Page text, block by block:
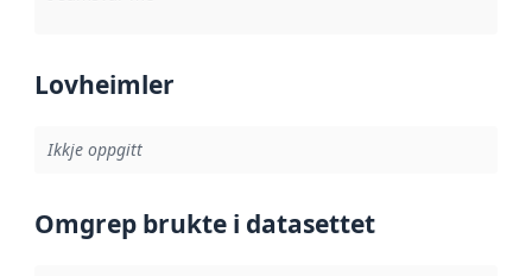
Lovheimler
Ikkje oppgitt
Omgrep brukte i datasettet